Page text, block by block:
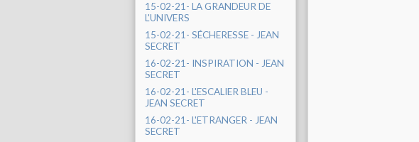
15-02-21- LA GRANDEUR DE
L'UNIVERS
15-02-21- SÉCHERESSE - JEAN
SECRET
16-02-21- INSPIRATION - JEAN
SECRET
16-02-21- L'ESCALIER BLEU -
JEAN SECRET
16-02-21- L'ETRANGER - JEAN
SECRET